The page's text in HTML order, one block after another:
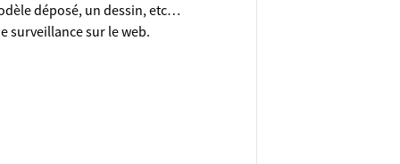
déposé, un dessin, etc…
surveillance sur le web.